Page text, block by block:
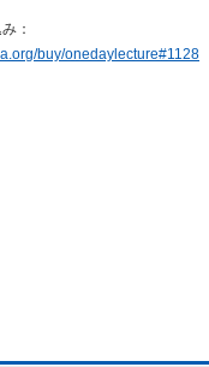
：
buy/onedaylecture#1128